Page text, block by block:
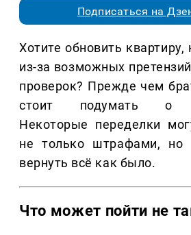
Подписаться на
Хотите обновить
из-за возможных
проверок? Прежде чем
стоит подумать о
Некоторые переделки
не только штрафами, но
вернуть всё как было.
Что может пойти не